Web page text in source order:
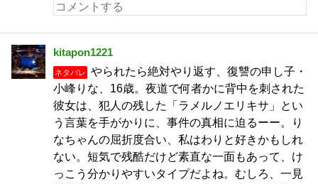
kitapon1221
ネタバレ
やられたら絶対やり返す、復讐の申し子・
小峰りな、16歳。夜道で何者かに背中を刺された
彼女は、犯人の残した「ラメルノエリキサ」とい
う言葉を手がかりに、事件の真相に迫るーー。り
なちゃんの屈折度合い、私はわりと好きかもしれ
ない。短気で残酷だけど素直な一面もあって、け
っこう分かりやすいタイプだよね。むしろ、一見